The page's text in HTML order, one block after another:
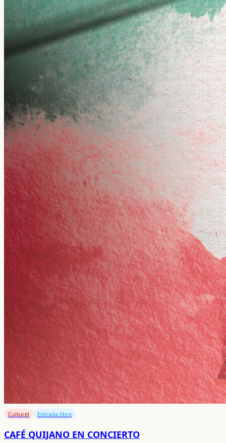
Culturel Entrada libre
CAFÉ QUIJANO EN CONCIERTO